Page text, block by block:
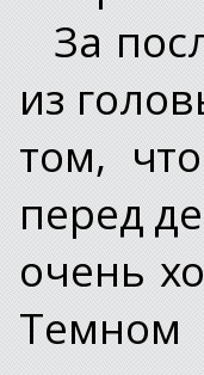
За
из
том,
перед
очень